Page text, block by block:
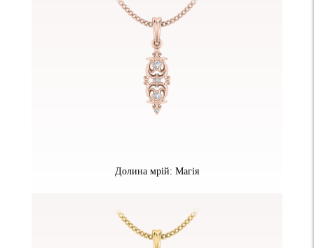
Долина мрій: Магія